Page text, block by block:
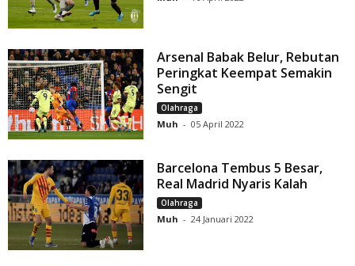
Arsenal Babak Belur, Rebutan
Peringkat Keempat Semakin
Sengit
Olahraga
Muh - 05 April 2022
Barcelona Tembus 5 Besar,
Real Madrid Nyaris Kalah
Olahraga
Muh - 24 Januari 2022